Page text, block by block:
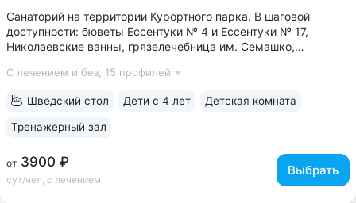
Санаторий на территории Курортного парка. В шаговой
доступности: бюветы Ессентуки № 4 и Ессентуки № 17,
Николаевские ванны, грязелечебница им. Семашко,
номеров с базовым комфортом. Хороший выбор, если
С лечением и без, 15 профилей
от 3900 ₽
сут/чел, с лечением
Выбрать
Шведский стол Дети с 4 лет Детская комната
Тренажерный зал